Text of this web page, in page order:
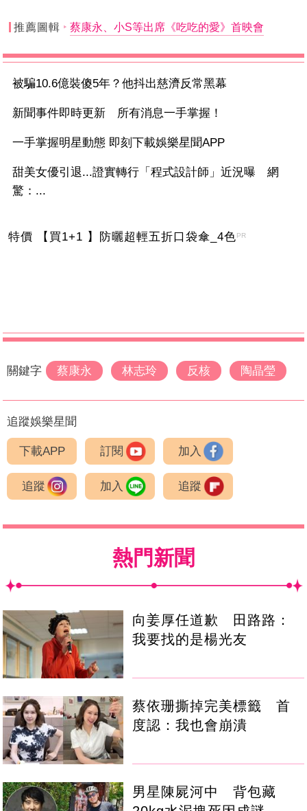
推薦圖輯 蔡康永、小S等出席《吃吃的愛》首映會
被騙10.6億裝傻5年？他抖出慈濟反常黑幕
新聞事件即時更新 所有消息一手掌握！
一手掌握明星動態 即刻下載娛樂星聞APP
甜美女優引退...證實轉行「程式設計師」近況曝 網
驚：...
特價 【買1+1 】防曬超輕五折口袋傘_4色PR
關鍵字 蔡康永 林志玲 反核 陶晶瑩
追蹤娛樂星聞
下載APP 訂閱 加入
追蹤 加入 追蹤
熱門新聞
向姜厚任道歉 田路路：
我要找的是楊光友
蔡依珊撕掉完美標籤 首
度認：我也會崩潰
男星陳屍河中 背包藏